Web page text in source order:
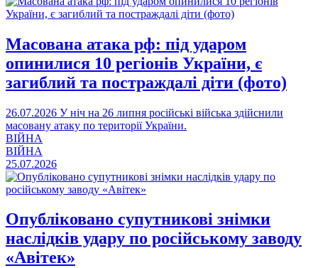
Масована атака рф: під ударом
опинилися 10 регіонів України, є
загиблий та постраждалі діти (фото)
26.07.2026 У ніч на 26 липня російські війська здійснили
масовану атаку по території України.
ВІЙНА
ВІЙНА
25.07.2026
Опубліковано супутникові знімки
наслідків удару по російському заводу
«Авітек»